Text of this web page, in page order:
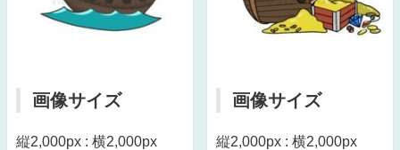
画像サイズ
縦2,000px : 横2,000px
画像サイズ
縦2,000px : 横2,000px